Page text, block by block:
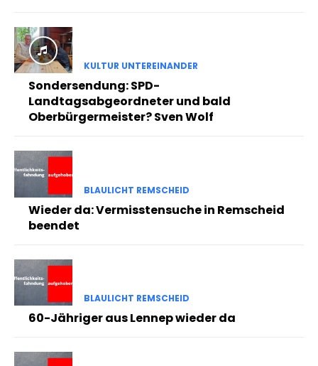
KULTUR UNTEREINANDER
Sondersendung: SPD-
Landtagsabgeordneter und bald
Oberbürgermeister? Sven Wolf
BLAULICHT REMSCHEID
Wieder da: Vermisstensuche in Remscheid
beendet
BLAULICHT REMSCHEID
60-Jähriger aus Lennep wieder da